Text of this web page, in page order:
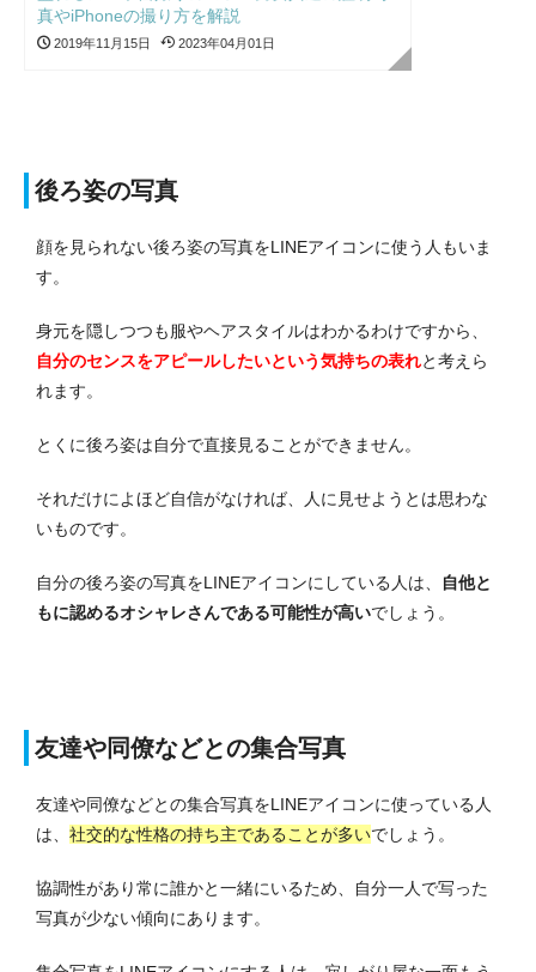
真やiPhoneの撮り方を解説
2019年11月15日 2023年04月01日
後ろ姿の写真
顔を見られない後ろ姿の写真をLINEアイコンに使う人もいま
す。
身元を隠しつつも服やヘアスタイルはわかるわけですから、
自分のセンスをアピールしたいという気持ちの表れと考えら
れます。
とくに後ろ姿は自分で直接見ることができません。
それだけによほど自信がなければ、人に見せようとは思わな
いものです。
自分の後ろ姿の写真をLINEアイコンにしている人は、
自他と
もに認めるオシャレさんである可能性が高いでしょう。
友達や同僚などとの集合写真
友達や同僚などとの集合写真をLINEアイコンに使っている人
は、 社交的な性格の持ち主であることが多いでしょう。
協調性があり常に誰かと一緒にいるため、自分一人で写った
写真が少ない傾向にあります。